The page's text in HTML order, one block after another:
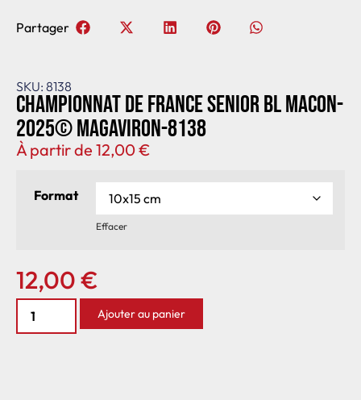
SKU: 8138
Championnat de France senior BL Macon-
2025© MagAviron-8138
À partir de 12,00€
Format
Effacer
12,00€
Ajouter au panier
Partager